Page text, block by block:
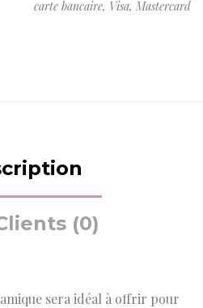
carte bancaire, Visa, Mastercard
(0)
sera idéal à offrir pour